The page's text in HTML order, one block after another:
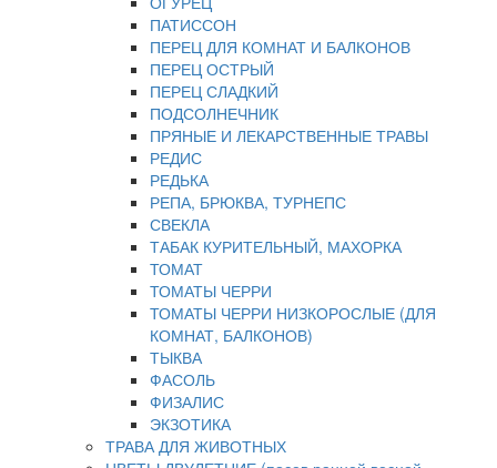
ПАТИССОН
ПЕРЕЦ ДЛЯ КОМНАТ И БАЛКОНОВ
ПЕРЕЦ ОСТРЫЙ
ПЕРЕЦ СЛАДКИЙ
ПОДСОЛНЕЧНИК
ПРЯНЫЕ И ЛЕКАРСТВЕННЫЕ ТРАВЫ
РЕДИС
РЕДЬКА
РЕПА, БРЮКВА, ТУРНЕПС
СВЕКЛА
ТАБАК КУРИТЕЛЬНЫЙ, МАХОРКА
ТОМАТ
ТОМАТЫ ЧЕРРИ
ТОМАТЫ ЧЕРРИ НИЗКОРОСЛЫЕ (ДЛЯ
КОМНАТ, БАЛКОНОВ)
ТЫКВА
ФАСОЛЬ
ФИЗАЛИС
ЭКЗОТИКА
ТРАВА ДЛЯ ЖИВОТНЫХ